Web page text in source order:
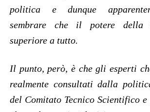
politica e dunque
sembrare che il potere della
superiore a tutto.
Il punto, però, è che gli esperti
realmente consultati dalla
del Comitato Tecnico Scientifico